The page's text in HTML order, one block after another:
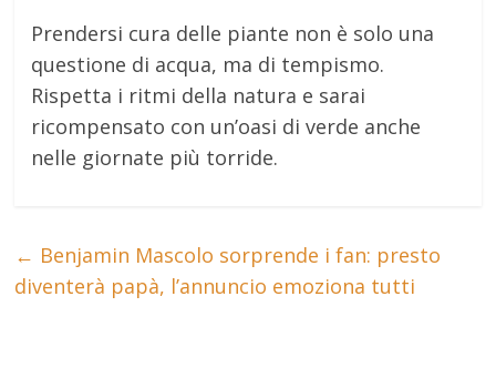
Prendersi cura delle piante non è solo una
questione di acqua, ma di tempismo.
Rispetta i ritmi della natura e sarai
ricompensato con un’oasi di verde anche
nelle giornate più torride.
← Benjamin Mascolo sorprende i fan: presto
diventerà papà, l’annuncio emoziona tutti